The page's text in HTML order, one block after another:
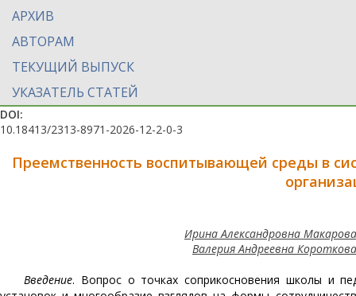
АРХИВ
АВТОРАМ
ТЕКУЩИЙ ВЫПУСК
УКАЗАТЕЛЬ СТАТЕЙ
DOI:
10.18413/2313-8971-2026-12-2-0-3
Преемственность воспитывающей среды в
Ирина Александровна
Валерия Андреевна
Введение. Вопрос о точках соприкосновения школы и